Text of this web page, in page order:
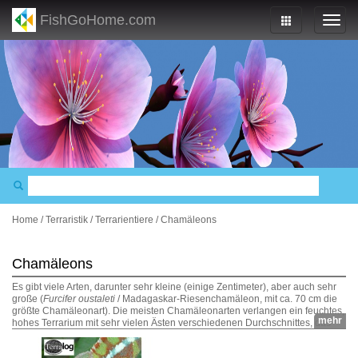
FishGoHome.com
Home /Terraristik /Terrarientiere /Chamäleons
Chamäleons
Es gibt viele Arten, darunter sehr kleine (einige Zentimeter), aber auch sehr
große (Furcifer oustaleti / Madagaskar-Riesenchamäleon, mit ca. 70 cm die
größte Chamäleonart). Die meisten Chamäleonarten verlangen ein feuchtes,
hohes Terrarium mit sehr vielen Ästen verschiedenen Durchschnittes, das
Jemenchamäleon (Chamaeleo calyptratus
Terrarium als andere Arten. Die meisten Chamäleonarten schätzen
mehr